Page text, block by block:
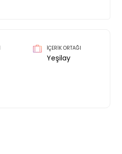
İÇERİK ORTAĞI
Yeşilay